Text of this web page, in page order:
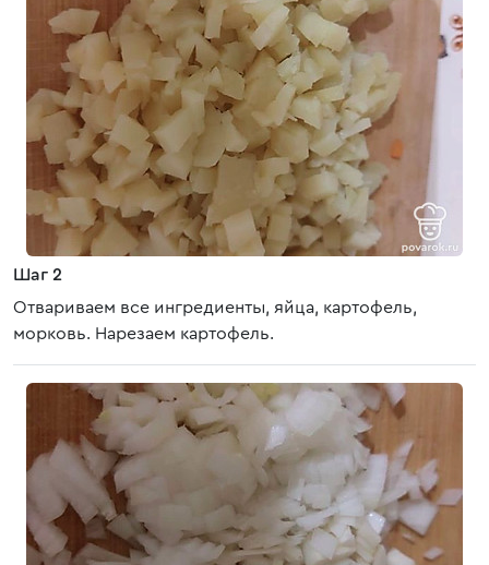
Шаг 2
Отвариваем все ингредиенты, яйца, картофель,
морковь. Нарезаем картофель.